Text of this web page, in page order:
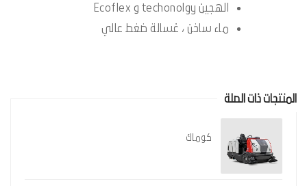
الهجين techonolgy و Ecoflex
ماء ساخن ، غسالة ضغط عالي
المنتجات ذات الصلة
كوماك